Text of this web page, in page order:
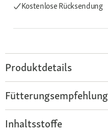
Kostenlose Rücksendung
Produktdetails
Fütterungsempfehlung
Inhaltsstoffe